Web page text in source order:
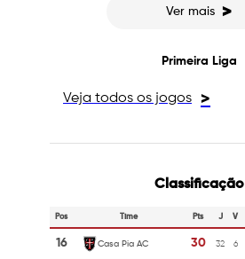
Ver mais >
Primeira Liga
Veja todos os jogos >
Classificação
Pos Time Pts J V
16 Casa Pia AC 30 32 6